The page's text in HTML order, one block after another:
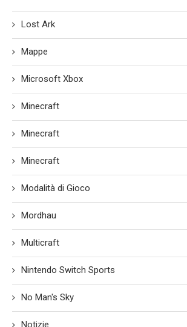
Lost Ark
Mappe
Microsoft Xbox
Minecraft
Minecraft
Minecraft
Modalità di Gioco
Mordhau
Multicraft
Nintendo Switch Sports
No Man's Sky
Notizie